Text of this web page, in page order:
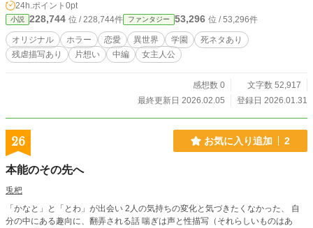
24h.ポイント 0pt
小説 228,744 位 / 228,744件 ファンタジー 53,296 位 / 53,296件
オリジナル ホラー 恋愛 異世界 学園
死ネタあり
残虐描写あり
片想い 中編 女主人公
感想数 0
文字数 52,917
最終更新日 2026.02.05
登録日 2026.01.31
26 お気に入り追加 2
本能のその先へ
兎杷
「かなと」と「とわ」が出会い 2人の気持ちの変化と気づきたくなかった、 自
分の中にある趣向に、翻弄される話 喘ぎは声と性描写（それらしいものはあ